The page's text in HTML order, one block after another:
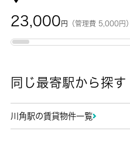
23,000 円 （管理費 5,000円）
同じ最寄駅から探す
川角駅の賃貸物件一覧